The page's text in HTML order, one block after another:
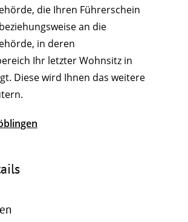
die Ihren Führerschein
an die
in deren
Ihr letzter Wohnsitz in
Diese wird Ihnen das weitere